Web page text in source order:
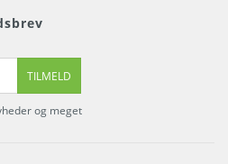
TILMELD
og meget